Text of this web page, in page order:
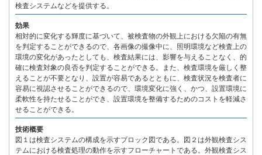
検査システムなどを提供する。
効果
相対的に変化する輝度に基づいて、被検査物の外観上における欠陥の有無
を判定することができるので、各画像の撮像中に、照明環境など検査上の
環境の変化があったとしても、検査結果には、影響を与えることなく、的
確に検査対象の良否を判定することができる。また、検査環境を厳しく整
えることが不要となり、設置が容易であるとともに、検査状況を検査者に
容易に視認させることができるので、環境変化に強く、かつ、設置環境に
柔軟性を持たせることができ、設置環境を整備するためのコストを軽減さ
せることができる。
技術概要
図１は検査システムの構成を示すブロック図である。図２は外観検査シス
テムにおける検査処理の動作を示すフローチャートである。外観検査シス